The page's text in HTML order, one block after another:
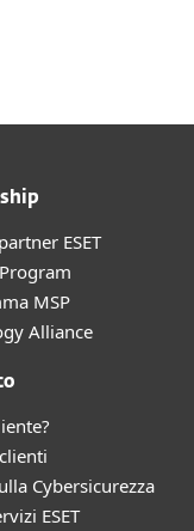
ESET
MSP
Alliance
Cybersicurezza
ESET